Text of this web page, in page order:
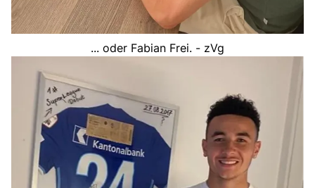
... oder Fabian Frei. - zVg